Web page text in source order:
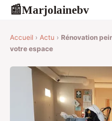
📰Marjolainebv
Accueil › Actu › Rénovation
votre espace